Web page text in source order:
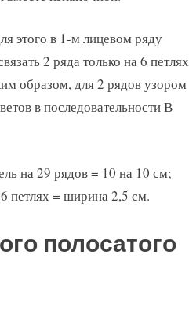
этого в 1-м лицевом ряду
2 ряда только на 6 петлях
образом, для 2 рядов узором
в последовательности В
на 29 рядов = 10 на 10 см;
петлях = ширина 2,5 см.
полосатого